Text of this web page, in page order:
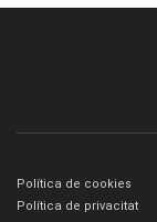
Política de cookies
Política de privacitat